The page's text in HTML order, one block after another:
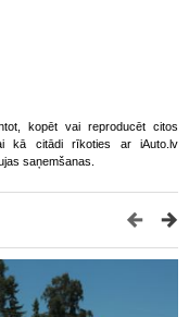
kopēt vai reproducēt citos
kā citādi rīkoties ar iAuto.lv
saņemšanas.